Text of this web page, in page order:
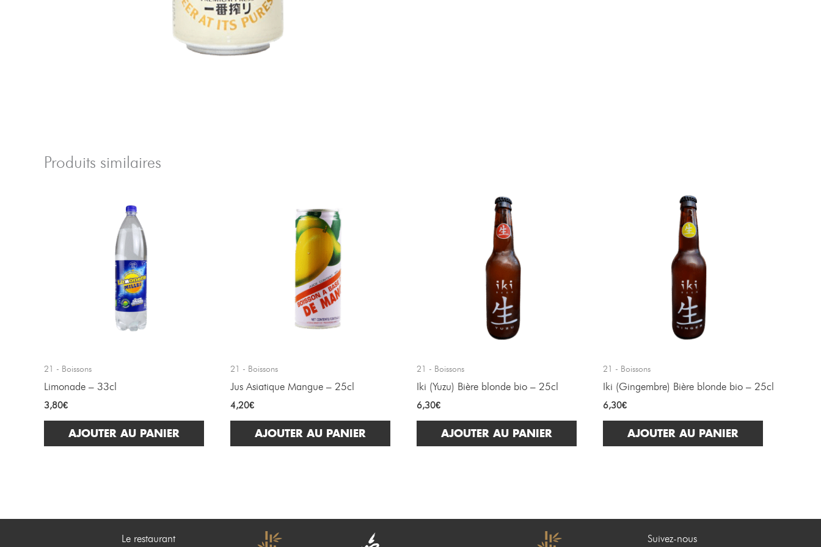
Produits similaires
21 - Boissons
Limonade – 33cl
3,80€
AJOUTER AU PANIER
21 - Boissons
Jus Asiatique Mangue – 25cl
4,20€
AJOUTER AU PANIER
21 - Boissons
Iki (Yuzu) Bière blonde bio – 25cl
6,30€
AJOUTER AU PANIER
21 - Boissons
Iki (Gingembre) Bière blonde bio – 25cl
6,30€
AJOUTER AU PANIER
Le restaurant Suivez-nous